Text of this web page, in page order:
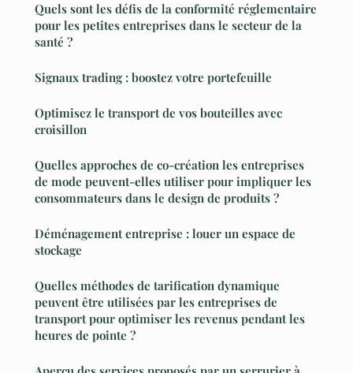
Quels sont les défis de la conformité réglementaire
pour les petites entreprises dans le secteur de la
santé ?
Signaux trading : boostez votre portefeuille
Optimisez le transport de vos bouteilles avec
croisillon
Quelles approches de co-création les entreprises
de mode peuvent-elles utiliser pour impliquer les
consommateurs dans le design de produits ?
Déménagement entreprise : louer un espace de
stockage
Quelles méthodes de tarification dynamique
peuvent être utilisées par les entreprises de
transport pour optimiser les revenus pendant les
heures de pointe ?